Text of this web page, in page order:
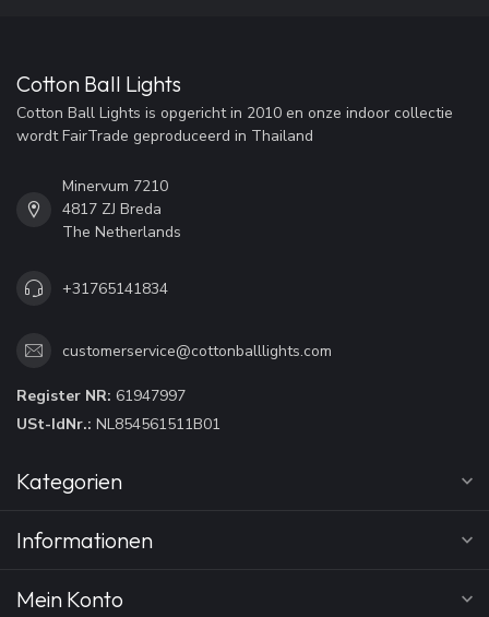
Cotton Ball Lights
Cotton Ball Lights is opgericht in 2010 en onze indoor collectie
wordt FairTrade geproduceerd in Thailand
Minervum 7210
4817 ZJ Breda
The Netherlands
+31765141834
customerservice@cottonballlights.com
Register NR: 61947997
USt-IdNr.: NL854561511B01
Kategorien
Informationen
Mein Konto